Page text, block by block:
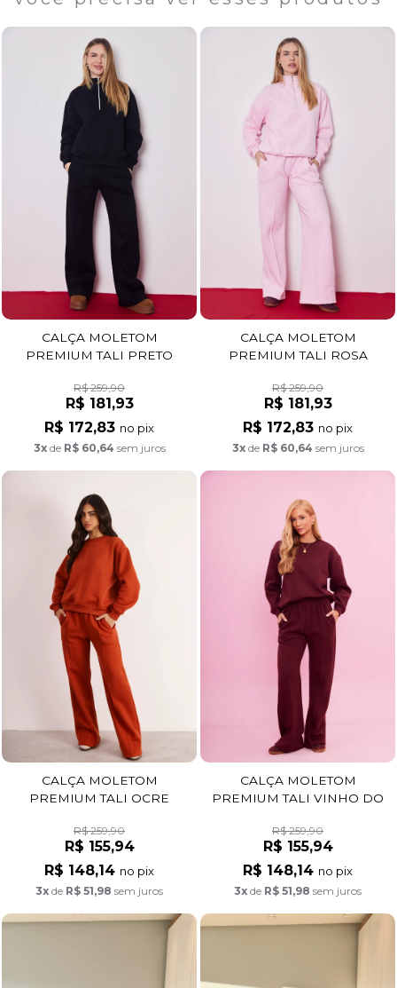
CALÇA MOLETOM
PREMIUM TALI PRETO
R$ 259,90
R$ 181,93
R$ 172,83 no pix
3xde R$ 60,64 sem juros
CALÇA MOLETOM
PREMIUM TALI ROSA
R$ 259,90
R$ 181,93
R$ 172,83 no pix
3xde R$ 60,64 sem juros
CALÇA MOLETOM
PREMIUM TALI OCRE
R$ 259,90
R$ 155,94
R$ 148,14 no pix
3x de R$ 51,98 sem juros
CALÇA MOLETOM
PREMIUM TALI VINHO DO
R$ 259,90
R$ 155,94
R$ 148,14 no pix
3x de R$ 51,98 sem juros